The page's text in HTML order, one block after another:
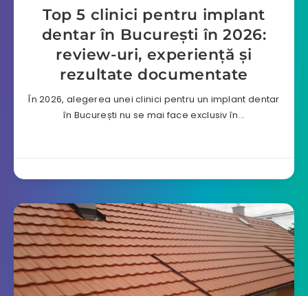
Top 5 clinici pentru implant
dentar în București în 2026:
review-uri, experiență și
rezultate documentate
În 2026, alegerea unei clinici pentru un implant dentar
în București nu se mai face exclusiv în…